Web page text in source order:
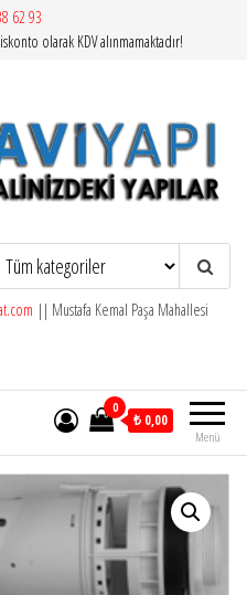
62 93
olarak KDV alınmamaktadır!
|| Mustafa Kemal Paşa Mahallesi
Menü
0
₺ 0,00